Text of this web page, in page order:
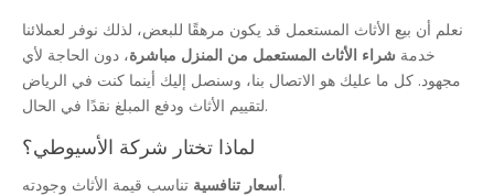
نعلم أن بيع الأثاث المستعمل قد يكون مرهقًا للبعض، لذلك نوفر لعملائنا
خدمة شراء الأثاث المستعمل من المنزل مباشرة، دون الحاجة لأي
مجهود. كل ما عليك هو الاتصال بنا، وسنصل إليك أينما كنت في الرياض
لتقييم الأثاث ودفع المبلغ نقدًا في الحال.
لماذا تختار شركة الأسيوطي؟
أسعار تنافسيةتناسب قيمة الأثاث وجودته.